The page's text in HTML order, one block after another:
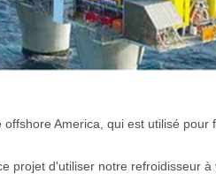
America, qui est utilisé
projet d'utiliser notre refroidisseur